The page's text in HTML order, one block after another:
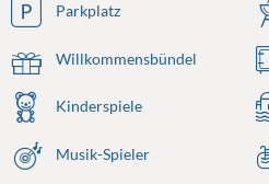
Parkplatz
Willkommensbündel
Kinderspiele
Musik-Spieler